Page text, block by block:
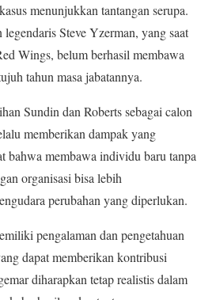
menunjukkan tantangan serupa.
Steve Yzerman, yang saat
Wings, belum berhasil membawa
tahun masa jabatannya.
Sundin dan Roberts sebagai calon
memberikan dampak yang
bahwa membawa individu baru tanpa
organisasi bisa lebih
perubahan yang diperlukan.
pengalaman dan pengetahuan
dapat memberikan kontribusi
diharapkan tetap realistis dalam